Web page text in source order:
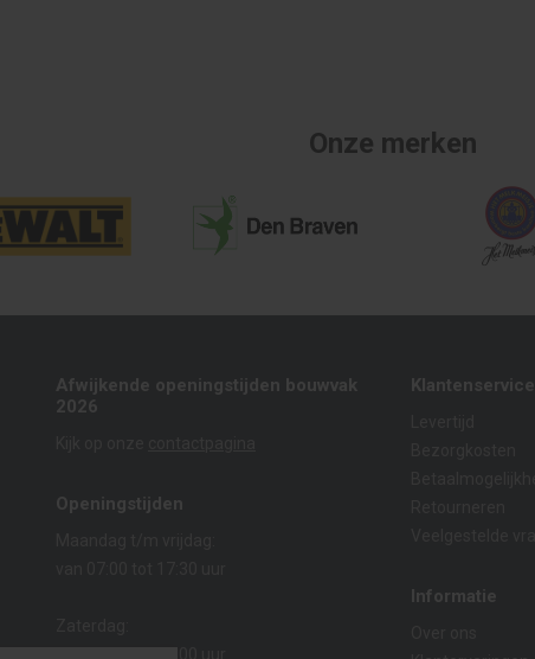
Onze merken
Afwijkende openingstijden bouwvak
2026
Openingstijden
Klantenservice
Informatie